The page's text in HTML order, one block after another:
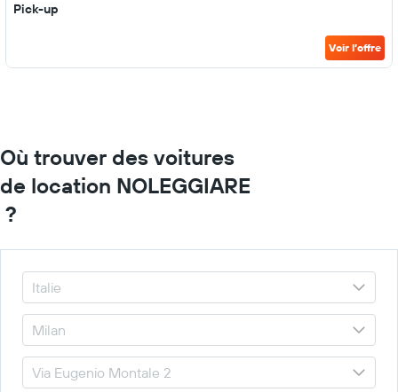
Pick-up
Voir l’offre
Où trouver des voitures
de location NOLEGGIARE
?